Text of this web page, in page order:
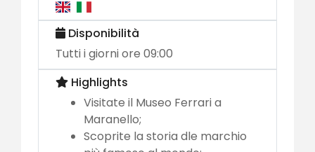
Disponibilità
Tutti i giorni ore 09:00
Highlights
Visitate il Museo Ferrari a
Maranello;
Scoprite la storia dle marchio